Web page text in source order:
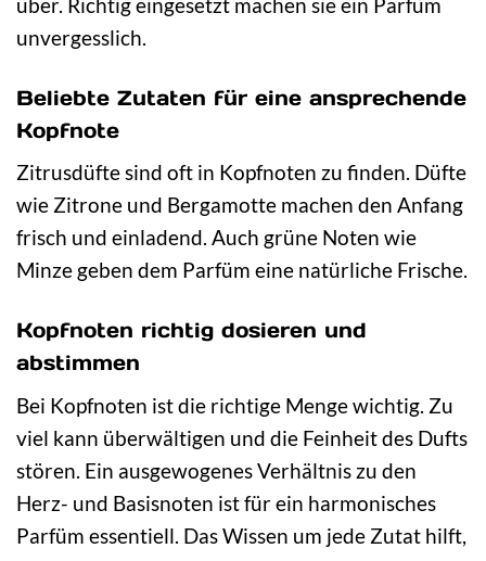
unvergesslich.
Beliebte Zutaten für eine ansprechende
Kopfnote
Zitrusdüfte sind oft in Kopfnoten zu finden. Düfte
wie Zitrone und Bergamotte machen den Anfang
frisch und einladend. Auch grüne Noten wie
Minze geben dem Parfüm eine natürliche Frische.
Kopfnoten richtig dosieren und
abstimmen
Bei Kopfnoten ist die richtige Menge wichtig. Zu
viel kann überwältigen und die Feinheit des Dufts
stören. Ein ausgewogenes Verhältnis zu den
Herz- und Basisnoten ist für ein harmonisches
Parfüm essentiell. Das Wissen um jede Zutat hilft,